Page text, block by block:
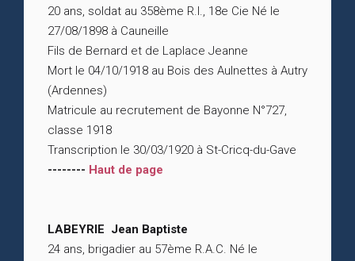
20 ans, soldat au 358ème R.I., 18e Cie Né le
27/08/1898 à Cauneille
Fils de Bernard et de Laplace Jeanne
Mort le 04/10/1918 au Bois des Aulnettes à Autry
(Ardennes)
Matricule au recrutement de Bayonne N°727,
classe 1918
Transcription le 30/03/1920 à St-Cricq-du-Gave
-------- Haut de page
LABEYRIE Jean Baptiste
24 ans, brigadier au 57ème R.A.C. Né le